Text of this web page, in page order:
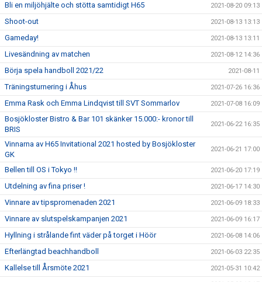
Bli en miljöhjälte och stötta samtidigt H65 2021-08-20 09:13
Shoot-out 2021-08-13 13:13
Gameday! 2021-08-13 13:11
Livesändning av matchen 2021-08-12 14:36
Börja spela handboll 2021/22 2021-08-11
Träningsturnering i Åhus 2021-07-26 16:36
Emma Rask och Emma Lindqvist till SVT Sommarlov 2021-07-08 16:09
Bosjökloster Bistro & Bar 101 skänker 15.000:- kronor till
BRIS
2021-06-22 16:35
Vinnarna av H65 Invitational 2021 hosted by Bosjökloster
GK
2021-06-21 17:00
Bellen till OS i Tokyo !! 2021-06-20 17:19
Utdelning av fina priser ! 2021-06-17 14:30
Vinnare av tipspromenaden 2021 2021-06-09 18:33
Vinnare av slutspelskampanjen 2021 2021-06-09 16:17
Hyllning i strålande fint väder på torget i Höör 2021-06-08 14:06
Efterlängtad beachhandboll 2021-06-03 22:35
Kallelse till Årsmöte 2021 2021-05-31 10:42